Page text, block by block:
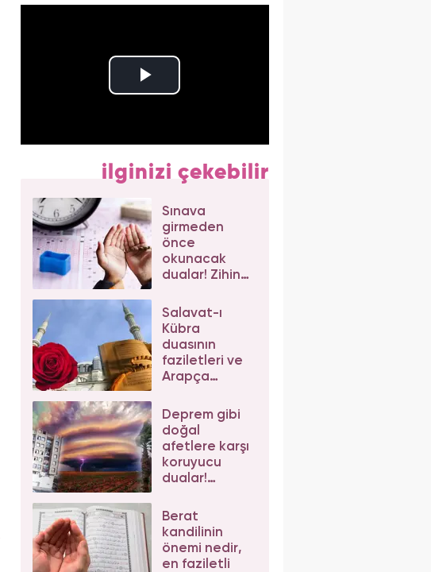
ilginizi çekebilir
Sınava
girmeden
önce
okunacak
dualar! Zihin
başarı için
kısa sınav
duaları...
Salavat-ı
Kübra
duasının
faziletleri ve
Arapça
Büyük
Salavat-ı
Kübra'nın
sırları
Deprem gibi
doğal
afetlere karşı
koruyucu
dualar!
sırasında
okunacak dua
Berat
kandilinin
önemi nedir,
en faziletli